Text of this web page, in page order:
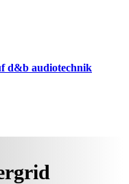
d&b audiotechnik